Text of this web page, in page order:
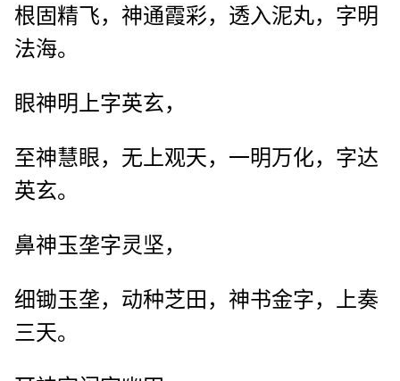
根固精飞，神通霞彩，透入泥丸，字明
法海。
眼神明上字英玄，
至神慧眼，无上观天，一明万化，字达
英玄。
鼻神玉垄字灵坚，
细锄玉垄，动种芝田，神书金字，上奏
三天。